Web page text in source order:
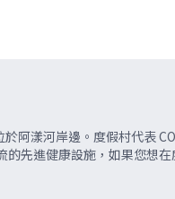
阿漾河岸邊。度假村代表
先進健康設施，如果您想